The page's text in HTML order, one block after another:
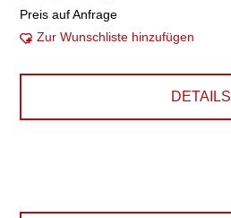
Preis auf Anfrage
Zur Wunschliste hinzufügen
DETAILS